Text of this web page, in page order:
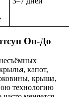
Он-До
капот,
крыша,
технологию